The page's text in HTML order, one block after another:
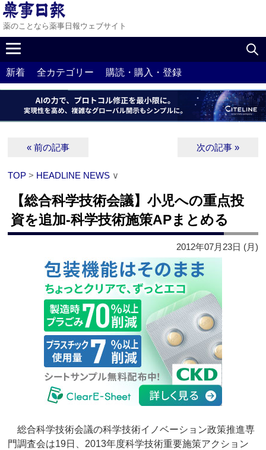
薬のことなら薬事日報ウェブサイト
新着 全カテゴリー 購読・購入・登録
« 前の記事 次の記事 »
TOP > HEADLINE NEWS ∨
【総合科学技術会議】小児への重点投
資を追加‐科学技術施策APまとめる
2012年07月23日 (月)
総合科学技術会議の科学技術イノベーション政策推進専
門調査会は19日、2013年度科学技術重要施策アクション